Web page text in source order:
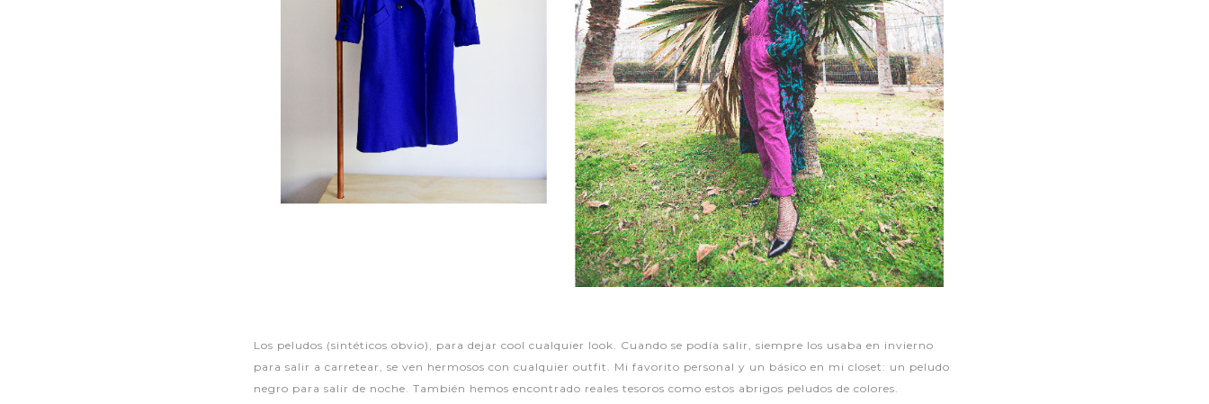
Los peludos (sintéticos obvio), para dejar cool cualquier look. Cuando se podía salir, siempre los usaba en invierno
para salir a carretear, se ven hermosos con cualquier outfit. Mi favorito personal y un básico en mi closet: un peludo
negro para salir de noche. También hemos encontrado reales tesoros como estos abrigos peludos de colores.